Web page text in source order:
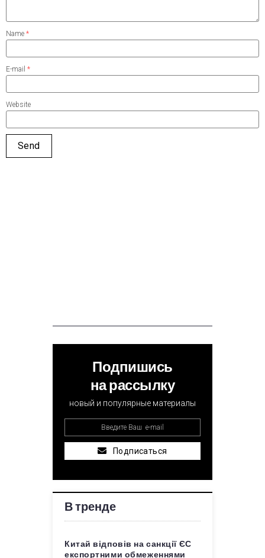
Name *
E-mail *
Website
Подпишись
на рассылку
новый и популярные материалы
Подписаться
В тренде
Китай відповів на санкції ЄС
експортними обмеженнями